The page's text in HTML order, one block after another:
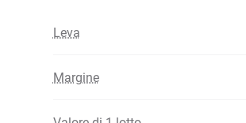
Leva
Margine